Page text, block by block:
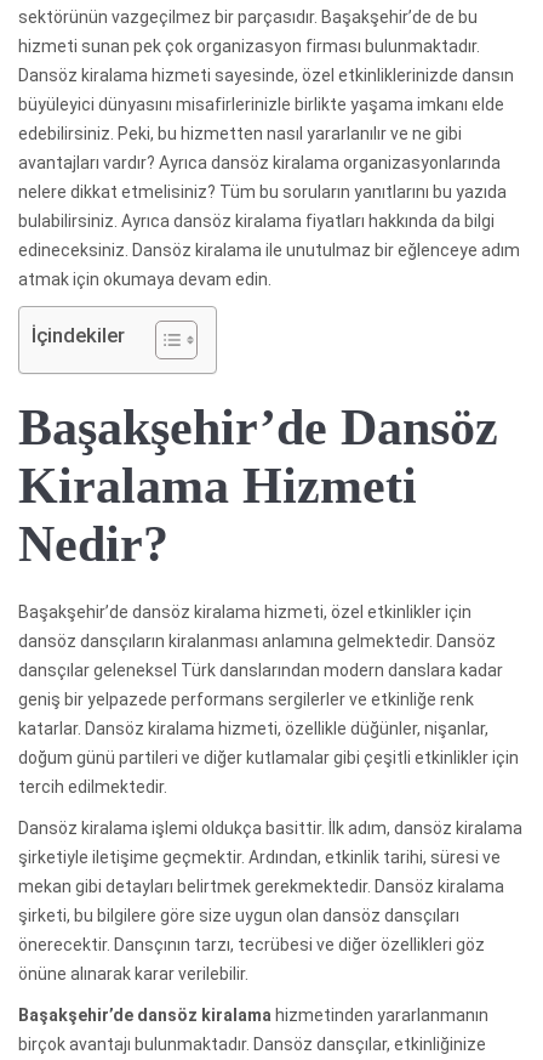
sektörünün vazgeçilmez bir parçasıdır. Başakşehir’de de bu
hizmeti sunan pek çok organizasyon firması bulunmaktadır.
Dansöz kiralama hizmeti sayesinde, özel etkinliklerinizde dansın
büyüleyici dünyasını misafirlerinizle birlikte yaşama imkanı elde
edebilirsiniz. Peki, bu hizmetten nasıl yararlanılır ve ne gibi
avantajları vardır? Ayrıca dansöz kiralama organizasyonlarında
nelere dikkat etmelisiniz? Tüm bu soruların yanıtlarını bu yazıda
bulabilirsiniz. Ayrıca dansöz kiralama fiyatları hakkında da bilgi
edineceksiniz. Dansöz kiralama ile unutulmaz bir eğlenceye adım
atmak için okumaya devam edin.
İçindekiler
Başakşehir’de Dansöz
Kiralama Hizmeti
Nedir?
Başakşehir’de dansöz kiralama hizmeti, özel etkinlikler için
dansöz dansçıların kiralanması anlamına gelmektedir. Dansöz
dansçılar geleneksel Türk danslarından modern danslara kadar
geniş bir yelpazede performans sergilerler ve etkinliğe renk
katarlar. Dansöz kiralama hizmeti, özellikle düğünler, nişanlar,
doğum günü partileri ve diğer kutlamalar gibi çeşitli etkinlikler için
tercih edilmektedir.
Dansöz kiralama işlemi oldukça basittir. İlk adım, dansöz kiralama
şirketiyle iletişime geçmektir. Ardından, etkinlik tarihi, süresi ve
mekan gibi detayları belirtmek gerekmektedir. Dansöz kiralama
şirketi, bu bilgilere göre size uygun olan dansöz dansçıları
önerecektir. Dansçının tarzı, tecrübesi ve diğer özellikleri göz
önüne alınarak karar verilebilir.
Başakşehir’de dansöz kiralama hizmetinden yararlanmanın
birçok avantajı bulunmaktadır. Dansöz dansçılar, etkinliğinize